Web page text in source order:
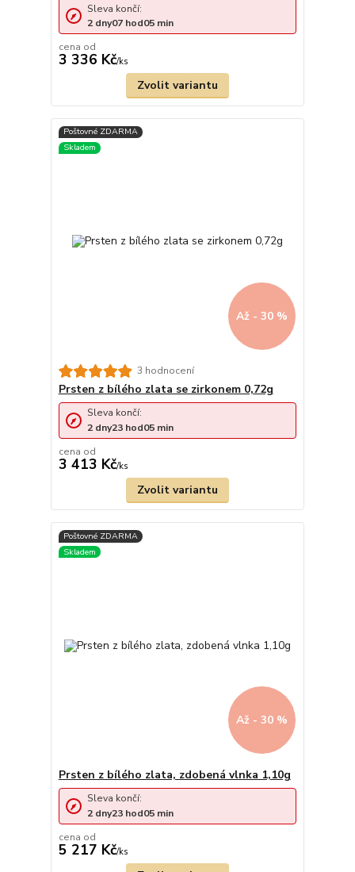
cena od
3 336 Kč/ks
Sleva končí:
2 dny07 hod05 min
Zvolit variantu
Až - 30 %
3 hodnocení
Prsten z bílého zlata se zirkonem 0,72g
cena od
3 413 Kč/ks
Sleva končí:
2 dny23 hod05 min
Zvolit variantu
Až - 30 %
Prsten z bílého zlata, zdobená vlnka 1,10g
cena od
5 217 Kč/ks
Sleva končí:
2 dny23 hod05 min